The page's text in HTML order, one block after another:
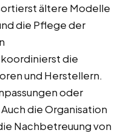
ältere Modelle
die Pflege der
die
und Herstellern.
oder
die Organisation
Nachbetreuung von